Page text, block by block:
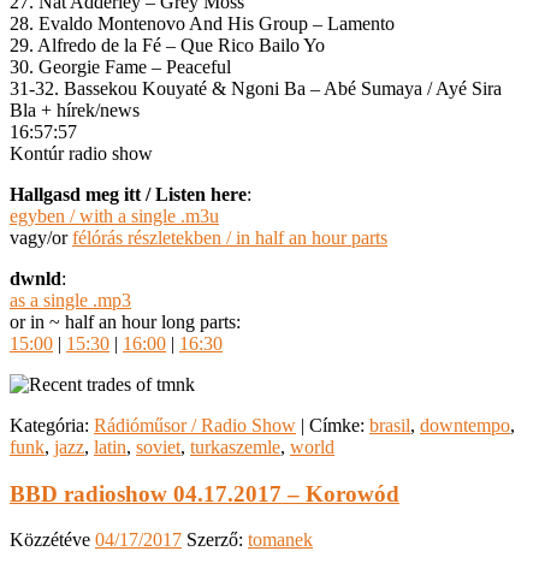
28. Evaldo Montenovo And His Group – Lamento
29. Alfredo de la Fé – Que Rico Bailo Yo
30. Georgie Fame – Peaceful
31-32. Bassekou Kouyaté & Ngoni Ba – Abé Sumaya / Ayé Sira
Bla + hírek/news
16:57:57
Kontúr radio show
Hallgasd meg itt / Listen here:
egyben / with a single .m3u
vagy/orfélórás részletekben / in half an hour parts
dwnld:
as a single .mp3
or in ~ half an hour long parts:
15:00 | 15:30 | 16:00 | 16:30
Kategória: Rádióműsor / Radio Show | Címke: brasil, downtempo,
funk, jazz, latin, soviet, turkaszemle, world
BBD radioshow 04.17.2017 – Korowód
Közzétéve 04/17/2017 Szerző: tomanek